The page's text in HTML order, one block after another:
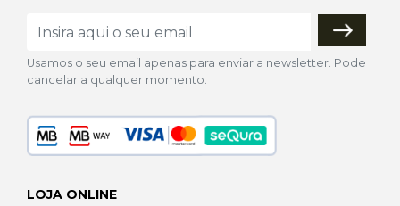
Usamos o seu email apenas para enviar a newsletter. Pode
cancelar a qualquer momento.
LOJA ONLINE